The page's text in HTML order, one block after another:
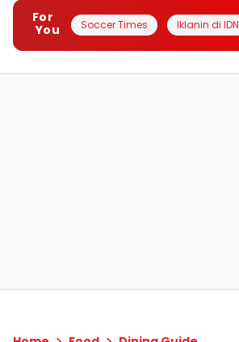
For
You
Soccer Times Iklanin di IDN